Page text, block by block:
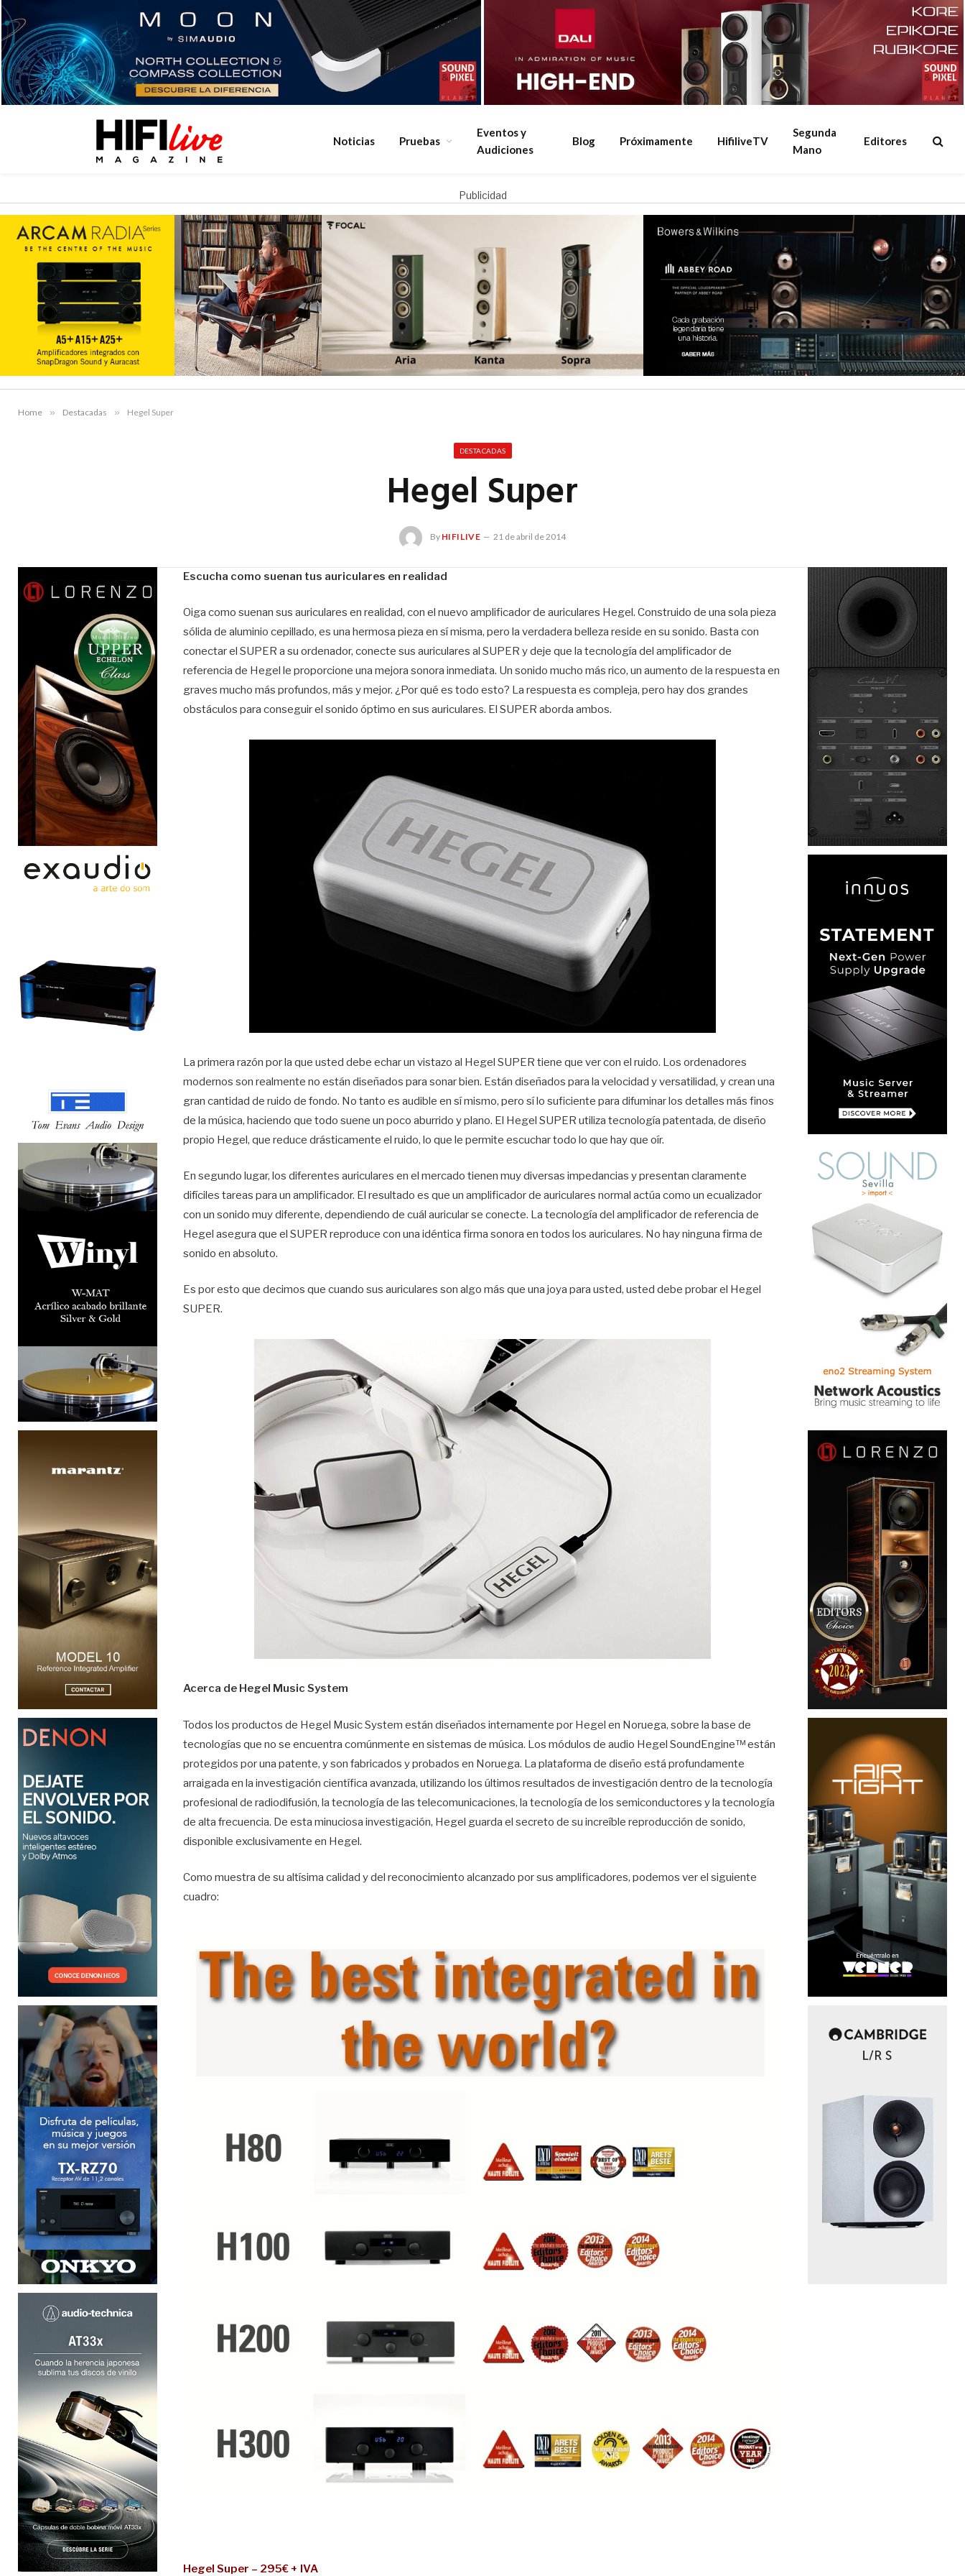
Noticias Pruebas
Eventos y
Audiciones
Blog Próximamente HifiliveTV
Segunda
Mano
Editores
Publicidad
Home » Destacadas » Hegel Super
DESTACADAS
Hegel Super
By HIFILIVE 21 de abril de 2014
Escucha como suenan tus auriculares en realidad
Oiga como suenan sus auriculares en realidad, con el nuevo amplificador de auriculares Hegel. Construido de una sola pieza
sólida de aluminio cepillado, es una hermosa pieza en sí misma, pero la verdadera belleza reside en su sonido. Basta con
conectar el SUPER a su ordenador, conecte sus auriculares al SUPER y deje que la tecnología del amplificador de
referencia de Hegel le proporcione una mejora sonora inmediata. Un sonido mucho más rico, un aumento de la respuesta en
graves mucho más profundos, más y mejor. ¿Por qué es todo esto? La respuesta es compleja, pero hay dos grandes
obstáculos para conseguir el sonido óptimo en sus auriculares. El SUPER aborda ambos.
La primera razón por la que usted debe echar un vistazo al Hegel SUPER tiene que ver con el ruido. Los ordenadores
modernos son realmente no están diseñados para sonar bien. Están diseñados para la velocidad y versatilidad, y crean una
gran cantidad de ruido de fondo. No tanto es audible en sí mismo, pero sí lo suficiente para difuminar los detalles más finos
de la música, haciendo que todo suene un poco aburrido y plano. El Hegel SUPER utiliza tecnología patentada, de diseño
propio Hegel, que reduce drásticamente el ruido, lo que le permite escuchar todo lo que hay que oír.
En segundo lugar, los diferentes auriculares en el mercado tienen muy diversas impedancias y presentan claramente
difíciles tareas para un amplificador. El resultado es que un amplificador de auriculares normal actúa como un ecualizador
con un sonido muy diferente, dependiendo de cuál auricular se conecte. La tecnología del amplificador de referencia de
Hegel asegura que el SUPER reproduce con una idéntica firma sonora en todos los auriculares. No hay ninguna firma de
sonido en absoluto.
Es por esto que decimos que cuando sus auriculares son algo más que una joya para usted, usted debe probar el Hegel
SUPER.
Acerca de Hegel Music System
Todos los productos de Hegel Music System están diseñados internamente por Hegel en Noruega, sobre la base de
tecnologías que no se encuentra comúnmente en sistemas de música. Los módulos de audio Hegel SoundEngine™ están
protegidos por una patente, y son fabricados y probados en Noruega. La plataforma de diseño está profundamente
arraigada en la investigación científica avanzada, utilizando los últimos resultados de investigación dentro de la tecnología
profesional de radiodifusión, la tecnología de las telecomunicaciones, la tecnología de los semiconductores y la tecnología
de alta frecuencia. De esta minuciosa investigación, Hegel guarda el secreto de su increíble reproducción de sonido,
disponible exclusivamente en Hegel.
Como muestra de su altísima calidad y del reconocimiento alcanzado por sus amplificadores, podemos ver el siguiente
cuadro:
Hegel Super – 295€ + IVA